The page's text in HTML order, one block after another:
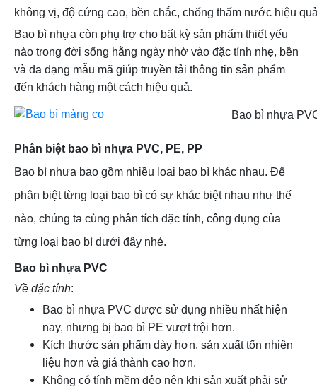
không vị, độ cứng cao, bền chắc, chống thấm nước hiệu
Bao bì nhựa còn phụ trợ cho bất kỳ sản phẩm thiết yếu
nào trong đời sống hằng ngày nhờ vào đặc tính nhẹ, bền
và đa dạng mẫu mã giúp truyền tải thông tin sản phẩm
đến khách hàng một cách hiệu quả.
Bao bì nhựa PVC là
Phân biệt bao bì nhựa PVC, PE, PP
Bao bì nhựa bao gồm nhiều loại bao bì khác nhau. Để
phân biệt từng loại bao bì có sự khác biệt nhau như thế
nào, chúng ta cùng phân tích đặc tính, công dụng của
từng loại bao bì dưới đây nhé.
Bao bì nhựa PVC
Về đặc tính:
Bao bì nhựa PVC được sử dụng nhiều nhất hiện
nay, nhưng bị bao bì PE vượt trội hơn.
Kích thước sản phẩm dày hơn, sản xuất tốn nhiên
liệu hơn và giá thành cao hơn.
Không có tính mềm dẻo nên khi sản xuất phải sử